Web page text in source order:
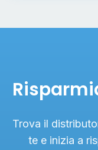
Trova il
te e inizia a